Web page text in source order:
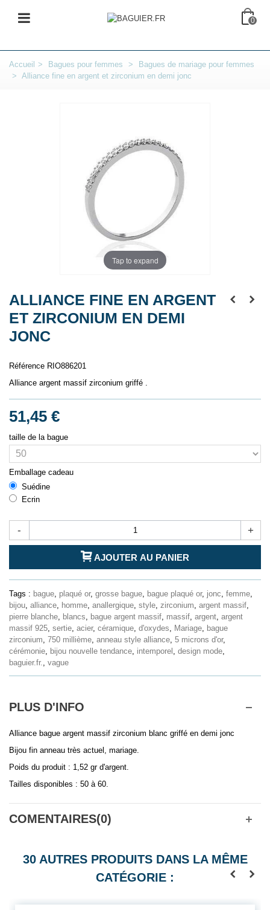
0
Accueil > Bagues pour femmes >
Bagues de mariage pour femmes
> Alliance fine en argent et zirconium en demi jonc
Tap to expand
ALLIANCE FINE EN ARGENT
ET ZIRCONIUM EN DEMI
JONC
Référence RIO886201
Alliance argent massif zirconium griffé .
51,45 €
taille de la bague
Emballage cadeau
Suédine
Ecrin
- +
AJOUTER AU PANIER
Tags : bague, plaqué or, grosse bague, bague plaqué or, jonc, femme,
bijou, alliance, homme, anallergique, style, zirconium, argent massif,
pierre blanche, blancs, bague argent massif, massif, argent, argent
massif 925, sertie, acier, céramique, d'oxydes, Mariage, bague
zirconium, 750 millième, anneau style alliance, 5 microns d'or,
cérémonie, bijou nouvelle tendance, intemporel , design mode,
baguier.fr., vague
PLUS D'INFO
Alliance bague argent massif zirconium blanc griffé en demi jonc
Bijou fin anneau très actuel, mariage.
Poids du produit : 1,52 gr d'argent.
Tailles disponibles : 50 à 60.
COMENTAIRES(0)
30 AUTRES PRODUITS DANS LA MÊME
CATÉGORIE :